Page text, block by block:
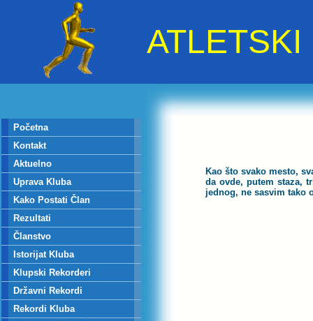
Početna
Kontakt
Aktuelno
Uprava Kluba
Kako Postati Član
Rezultati
Članstvo
Istorijat Kluba
Klupski Rekorderi
Državni Rekordi
Rekordi Kluba
Kao što svako mesto,
da ovde, putem staza,
jednog, ne sasvim tako